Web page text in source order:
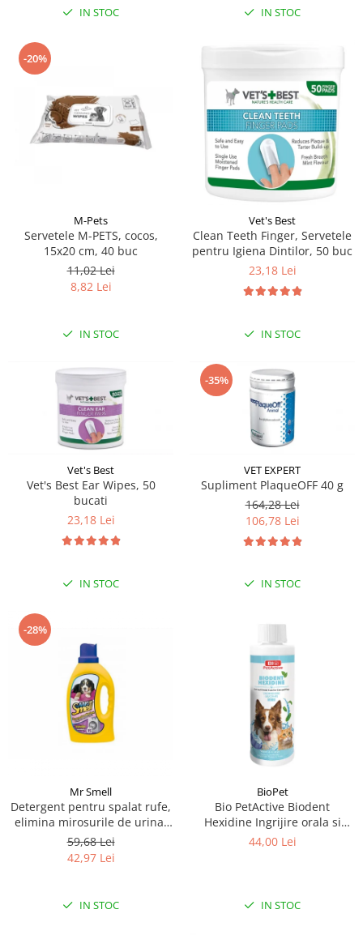
IN STOC IN STOC
-20%
M-Pets
Servetele M-PETS, cocos,
15x20 cm, 40 buc
11,02 Lei
8,82 Lei
IN STOC
Vet's Best
Clean Teeth Finger, Servetele
pentru Igiena Dintilor, 50 buc
23,18 Lei
IN STOC
Vet's Best
Vet's Best Ear Wipes, 50
bucati
23,18 Lei
IN STOC
-35%
VET EXPERT
Supliment PlaqueOFF 40 g
164,28 Lei
106,78 Lei
IN STOC
-28%
Mr Smell
Detergent pentru spalat rufe,
elimina mirosurile de urina,
Mr Smell, lavanda, 1L
59,68 Lei
42,97 Lei
IN STOC
BioPet
Bio PetActive Biodent
Hexidine Ingrijire orala si
dentara pentru caini si pisici
44,00 Lei
IN STOC